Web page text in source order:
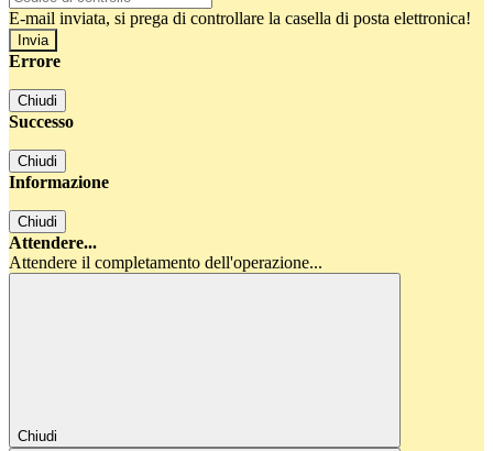
E-mail inviata, si prega di controllare la casella di posta elettronica!
Errore
Chiudi
Successo
Chiudi
Informazione
Chiudi
Attendere...
Attendere il completamento dell'operazione...
Chiudi